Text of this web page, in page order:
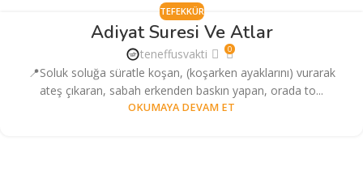
TEFEKKÜR
Adiyat Suresi Ve Atlar
teneffusvakti 0
📍Soluk soluğa süratle koşan, (koşarken ayaklarını) vurarak
ateş çıkaran, sabah erkenden baskın yapan, orada to...
OKUMAYA DEVAM ET